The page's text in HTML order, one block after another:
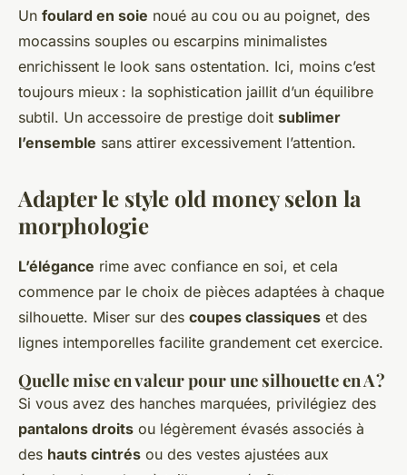
Un foulard en soie noué au cou ou au poignet, des
mocassins souples ou escarpins minimalistes
enrichissent le look sans ostentation. Ici, moins c’est
toujours mieux : la sophistication jaillit d’un équilibre
subtil. Un accessoire de prestige doit sublimer
l’ensemble sans attirer excessivement l’attention.
Adapter le style old money selon la
morphologie
L’élégance rime avec confiance en soi, et cela
commence par le choix de pièces adaptées à chaque
silhouette. Miser sur des coupes classiques et des
lignes intemporelles facilite grandement cet exercice.
Quelle mise en valeur pour une silhouette en A ?
Si vous avez des hanches marquées, privilégiez des
pantalons droits ou légèrement évasés associés à
des hauts cintrés ou des vestes ajustées aux